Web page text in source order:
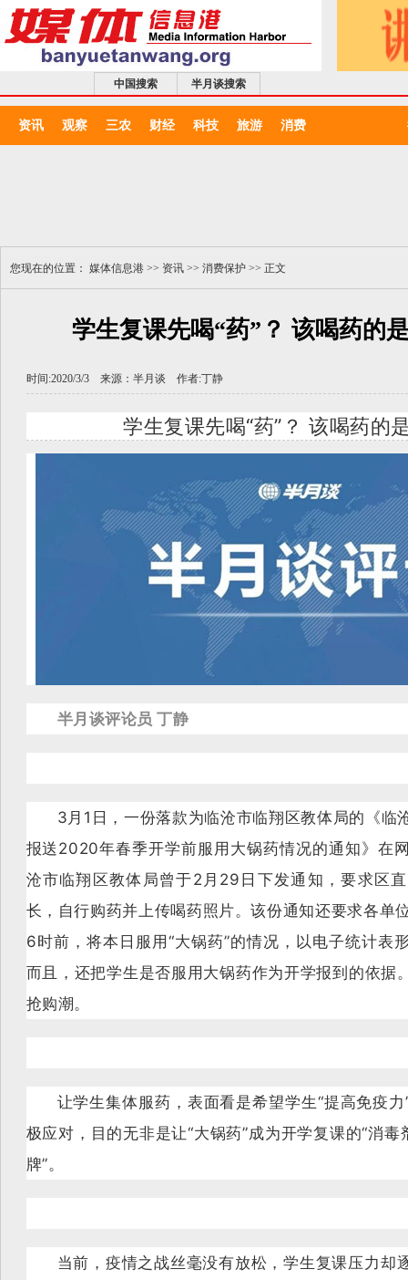
中国搜索 半月谈搜索
资讯 观察 三农 财经 科技 旅游 消费
您现在的位置： 媒体信息港 >> 资讯 >> 消费保护 >> 正文
学生复课先喝“药”？ 该喝药的
时间:2020/3/3 来源： 半月谈 作者:丁静
学生复课先喝“药”？ 该喝药的
半月谈评论员 丁静
3月1日，一份落款为临沧市临翔区教体局的《临
报送2020年春季开学前服用大锅药情况的通知》在
沧市临翔区教体局曾于2月29日下发通知，要求区
长，自行购药并上传喝药照片。该份通知还要求各单
6时前，将本日服用“大锅药”的情况，以电子统计表
而且，还把学生是否服用大锅药作为开学报到的依据
抢购潮。
让学生集体服药，表面看是希望学生“提高免疫
极应对，目的无非是让“大锅药”成为开学复课的“消毒
牌”。
当前，疫情之战丝毫没有放松，学生复课压力却